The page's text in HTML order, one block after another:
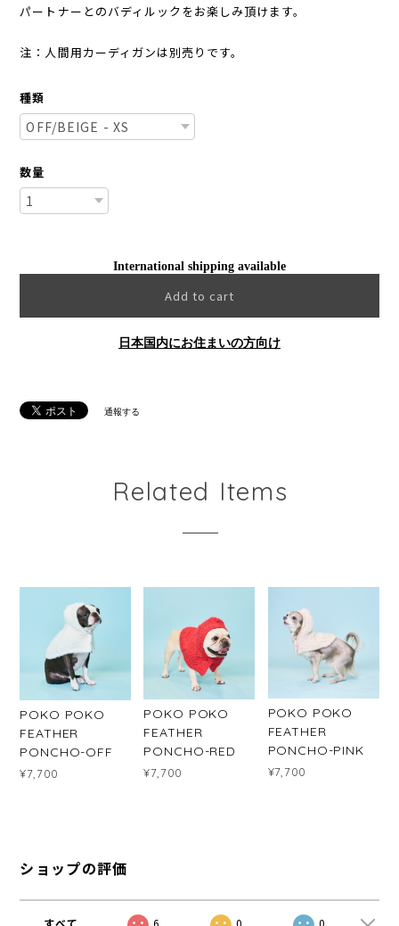
パートナーとのバディルックをお楽しみ頂けます。
注：人間用カーディガンは別売りです。
種類
数量
International shipping available
Add to cart
日本国内にお住まいの方向け
通報する
Related Items
POKO POKO
FEATHER
PONCHO-OFF
¥7,700
POKO POKO
FEATHER
PONCHO-RED
¥7,700
POKO POKO
FEATHER
PONCHO-PINK
¥7,700
ショップの評価
すべて 6 0 0